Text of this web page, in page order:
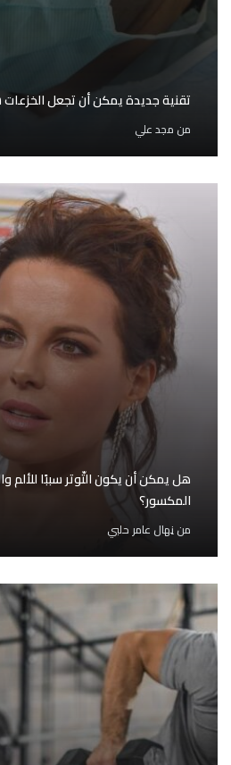
تقنية جديدة يمكن أن تجعل
من مجد علي
هل يمكن أن يكون التّوتر سببًا للألم
المكسور؟
مننِهال عامر حلبي